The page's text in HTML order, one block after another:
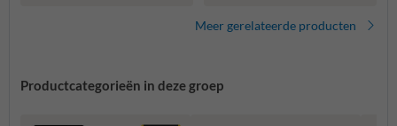
Meer gerelateerde producten
Productcategorieën in deze groep